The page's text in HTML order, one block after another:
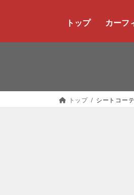
ン
動
ー
に
トップ カーフ
トップ シートコー